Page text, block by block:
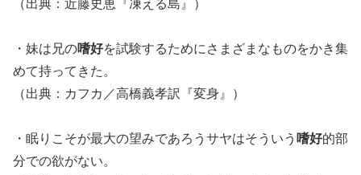
（出典：近藤史恵『凍える島』）
・妹は兄の嗜好を試験するためにさまざまなものをかき集
めて持ってきた。
（出典：カフカ／高橋義孝訳『変身』）
・眠りこそが最大の望みであろうサヤはそういう 嗜好的部
分での欲がない。